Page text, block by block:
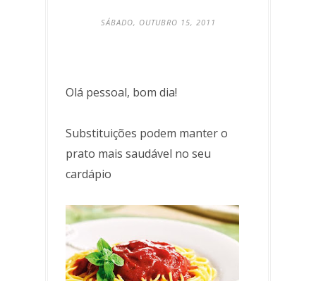
SÁBADO, OUTUBRO 15, 2011
Olá pessoal, bom dia!
Substituições podem manter o
prato mais saudável no seu
cardápio